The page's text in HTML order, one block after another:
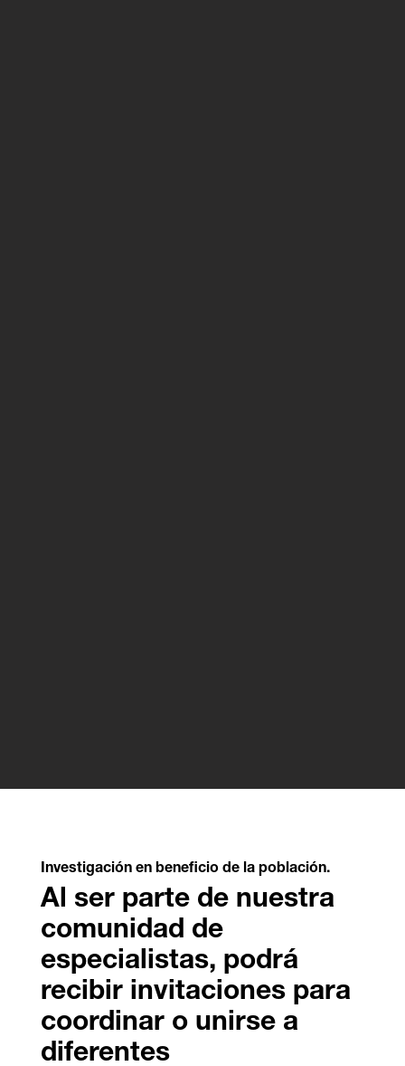
Investigación en beneficio de la población.
Al ser parte de nuestra
comunidad de
especialistas, podrá
recibir invitaciones para
coordinar o unirse a
diferentes